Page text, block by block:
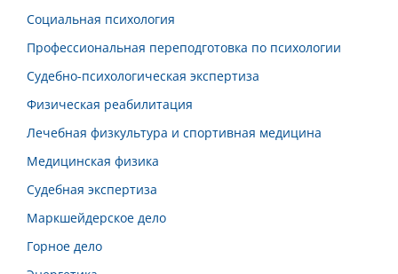
Социальная психология
Профессиональная переподготовка по психологии
Судебно-психологическая экспертиза
Физическая реабилитация
Лечебная физкультура и спортивная медицина
Медицинская физика
Судебная экспертиза
Маркшейдерское дело
Горное дело